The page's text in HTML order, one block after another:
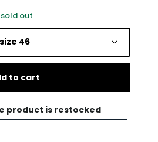
out
size 46
to cart
product is restocked